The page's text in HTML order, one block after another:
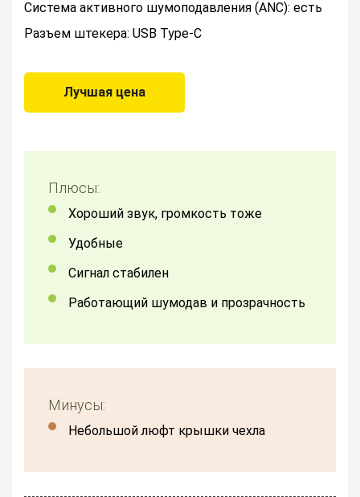
Система активного шумоподавления (ANC): есть
Разъем штекера: USB Type-C
Лучшая цена
Плюсы:
хороший звук, громкость тоже
удобные
сигнал стабилен
работающий шумодав и прозрачность
Минусы:
небольшой люфт крышки чехла